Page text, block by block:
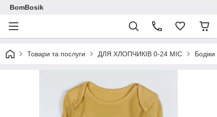
BomBosik
Товари та послуги ДЛЯ ХЛОПЧИКІВ 0-24 МІС Бодіки